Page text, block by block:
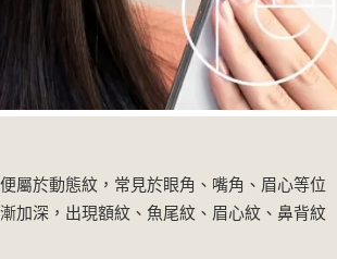
屬於動態紋，常見於眼角、嘴角、眉心等位
加深，出現額紋、魚尾紋、眉心紋、鼻背紋